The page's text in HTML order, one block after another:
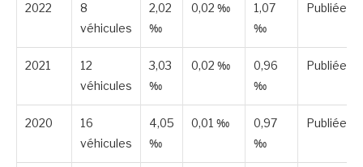
2022
8
véhicules
2,02
‰
0,02 ‰
1,07
‰
Publiée
2021
12
véhicules
3,03
‰
0,02 ‰
0,96
‰
Publiée
2020
16
véhicules
4,05
‰
0,01 ‰
0,97
‰
Publiée